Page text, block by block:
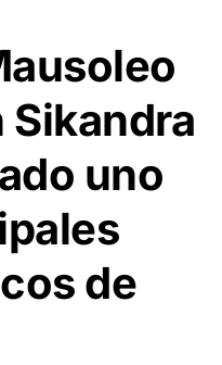
Sikandra
uno
de